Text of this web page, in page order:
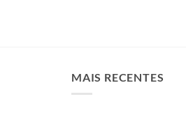
MAIS RECENTES